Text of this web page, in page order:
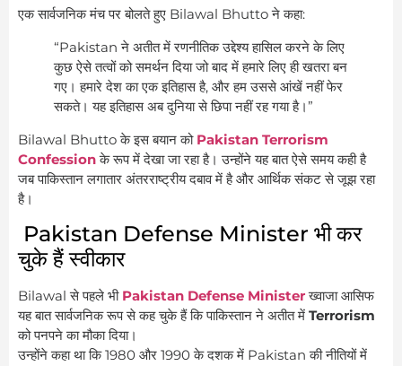
एक सार्वजनिक मंच पर बोलते हुए Bilawal Bhutto ने कहा:
“Pakistan ने अतीत में रणनीतिक उद्देश्य हासिल करने के लिए
कुछ ऐसे तत्वों को समर्थन दिया जो बाद में हमारे लिए ही खतरा बन
गए। हमारे देश का एक इतिहास है, और हम उससे आंखें नहीं फेर
सकते। यह इतिहास अब दुनिया से छिपा नहीं रह गया है।”
Bilawal Bhutto के इस बयान को Pakistan Terrorism
Confessionके रूप में देखा जा रहा है। उन्होंने यह बात ऐसे समय कही है
जब पाकिस्तान लगातार अंतरराष्ट्रीय दबाव में है और आर्थिक संकट से जूझ रहा
है।
Pakistan Defense Minister भी कर
चुके हैं स्वीकार
Bilawal से पहले भी Pakistan Defense Ministerख्वाजा आसिफ
यह बात सार्वजनिक रूप से कह चुके हैं कि पाकिस्तान ने अतीत में Terrorism
को पनपने का मौका दिया।
उन्होंने कहा था कि 1980 और 1990 के दशक में Pakistan की नीतियों में